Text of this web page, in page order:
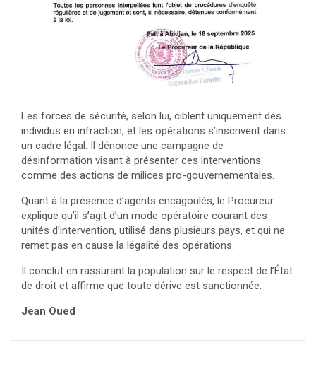
Les forces de sécurité, selon lui, ciblent uniquement des
individus en infraction, et les opérations s’inscrivent dans
un cadre légal. Il dénonce une campagne de
désinformation visant à présenter ces interventions
comme des actions de milices pro-gouvernementales.
Quant à la présence d’agents encagoulés, le Procureur
explique qu’il s’agit d’un mode opératoire courant des
unités d’intervention, utilisé dans plusieurs pays, et qui ne
remet pas en cause la légalité des opérations.
Il conclut en rassurant la population sur le respect de l’État
de droit et affirme que toute dérive est sanctionnée.
Jean Oued